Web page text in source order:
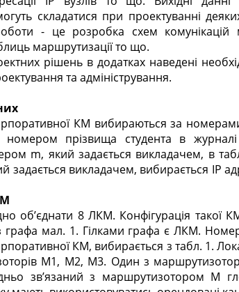
складатися при проектуванні
- це розробка схем комунікацій
маршрутизації то що.
рішень в додатках наведені
та адміністрування.
КМ вибираються за
прізвища студента в журналі
m, який задається викладачем, в
викладачем, вибирається IP
об’єднати 8 ЛКМ. Конфігурація такої КМ
графа мал. 1. Гілками графа є ЛКМ.
КМ, вибирається з табл. 1.
М1, М2, М3. Один з
зв’язаний з маршрутизотором М